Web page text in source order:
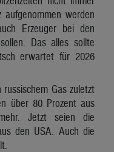
werden
Erzeuger bei den
Das alles sollte
erwartet für 2026
Gas zuletzt
über 80 Prozent aus
Jetzt seien die
den USA. Auch die